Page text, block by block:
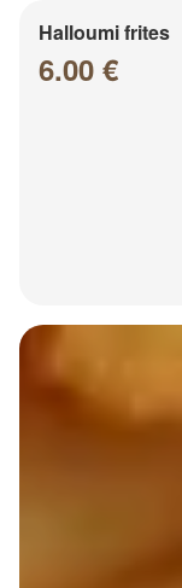
Halloumi frites
6.00 €